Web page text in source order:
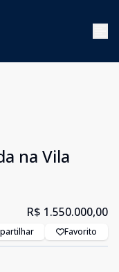
na Vila
R$ 1.550.000,00
Favorito